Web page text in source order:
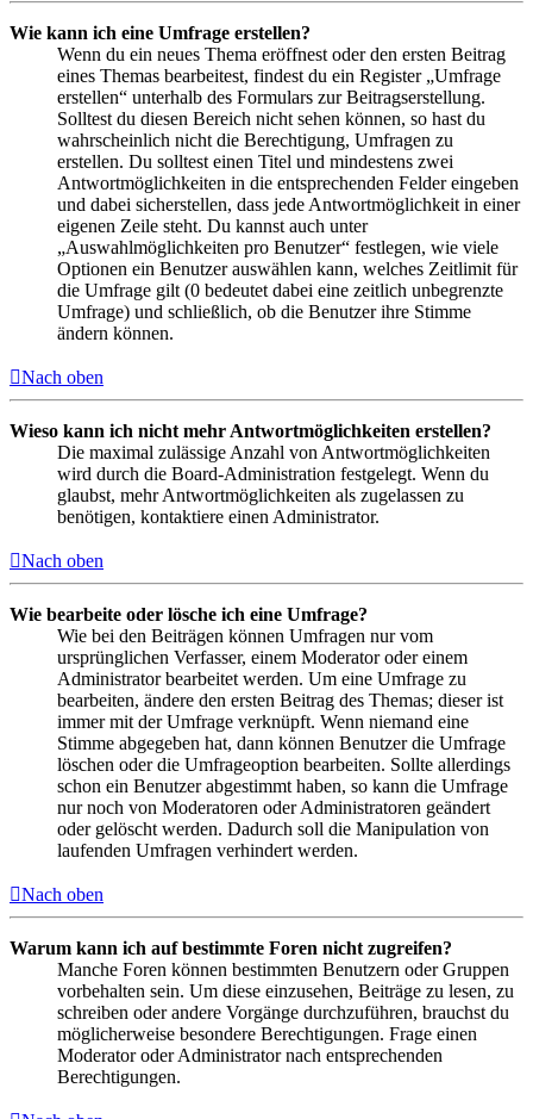
Wie kann ich eine Umfrage erstellen?
Wenn du ein neues Thema eröffnest oder den ersten Beitrag
eines Themas bearbeitest, findest du ein Register „Umfrage
erstellen“ unterhalb des Formulars zur Beitragserstellung.
Solltest du diesen Bereich nicht sehen können, so hast du
wahrscheinlich nicht die Berechtigung, Umfragen zu
erstellen. Du solltest einen Titel und mindestens zwei
Antwortmöglichkeiten in die entsprechenden Felder eingeben
und dabei sicherstellen, dass jede Antwortmöglichkeit in einer
eigenen Zeile steht. Du kannst auch unter
„Auswahlmöglichkeiten pro Benutzer“ festlegen, wie viele
Optionen ein Benutzer auswählen kann, welches Zeitlimit für
die Umfrage gilt (0 bedeutet dabei eine zeitlich unbegrenzte
Umfrage) und schließlich, ob die Benutzer ihre Stimme
ändern können.
Nach oben
Wieso kann ich nicht mehr Antwortmöglichkeiten erstellen?
Die maximal zulässige Anzahl von Antwortmöglichkeiten
wird durch die Board-Administration festgelegt. Wenn du
glaubst, mehr Antwortmöglichkeiten als zugelassen zu
benötigen, kontaktiere einen Administrator.
Nach oben
Wie bearbeite oder lösche ich eine Umfrage?
Wie bei den Beiträgen können Umfragen nur vom
ursprünglichen Verfasser, einem Moderator oder einem
Administrator bearbeitet werden. Um eine Umfrage zu
bearbeiten, ändere den ersten Beitrag des Themas; dieser ist
immer mit der Umfrage verknüpft. Wenn niemand eine
Stimme abgegeben hat, dann können Benutzer die Umfrage
löschen oder die Umfrageoption bearbeiten. Sollte allerdings
schon ein Benutzer abgestimmt haben, so kann die Umfrage
nur noch von Moderatoren oder Administratoren geändert
oder gelöscht werden. Dadurch soll die Manipulation von
laufenden Umfragen verhindert werden.
Nach oben
Warum kann ich auf bestimmte Foren nicht zugreifen?
Manche Foren können bestimmten Benutzern oder Gruppen
vorbehalten sein. Um diese einzusehen, Beiträge zu lesen, zu
schreiben oder andere Vorgänge durchzuführen, brauchst du
möglicherweise besondere Berechtigungen. Frage einen
Moderator oder Administrator nach entsprechenden
Berechtigungen.